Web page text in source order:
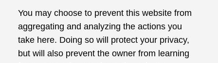
You may choose to prevent this website from
aggregating and analyzing the actions you
take here. Doing so will protect your privacy,
but will also prevent the owner from learning